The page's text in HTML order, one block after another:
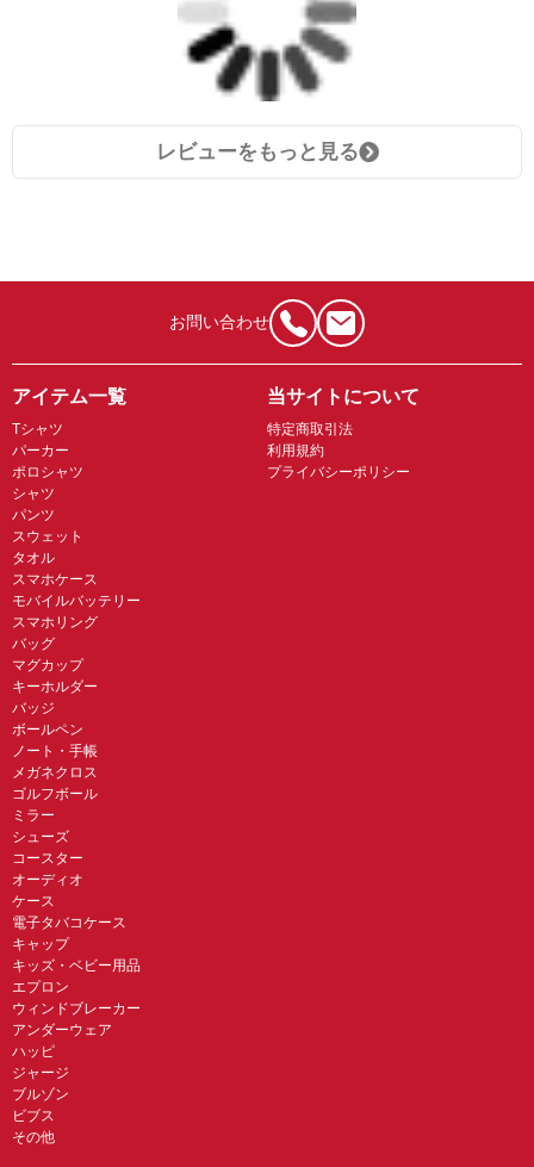
レビューをもっと見る
お問い合わせ
アイテム一覧
Tシャツ
パーカー
ポロシャツ
シャツ
パンツ
スウェット
タオル
スマホケース
モバイルバッテリー
スマホリング
バッグ
マグカップ
キーホルダー
バッジ
ボールペン
ノート・手帳
メガネクロス
ゴルフボール
ミラー
シューズ
コースター
オーディオ
ケース
電子タバコケース
キャップ
キッズ・ベビー用品
エプロン
ウィンドブレーカー
アンダーウェア
ハッピ
ジャージ
ブルゾン
ビブス
その他
当サイトについて
特定商取引法
利用規約
プライバシーポリシー